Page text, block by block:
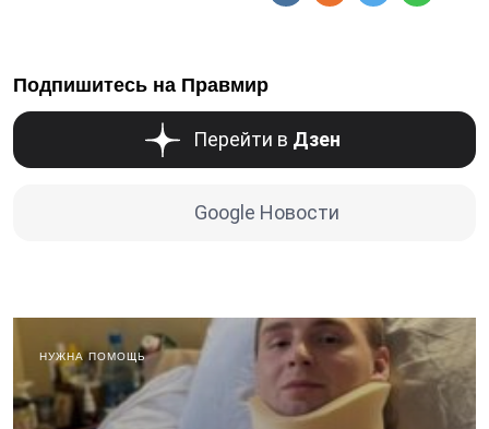
Подпишитесь на Правмир
Перейти в Дзен
Google Новости
НУЖНА ПОМОЩЬ